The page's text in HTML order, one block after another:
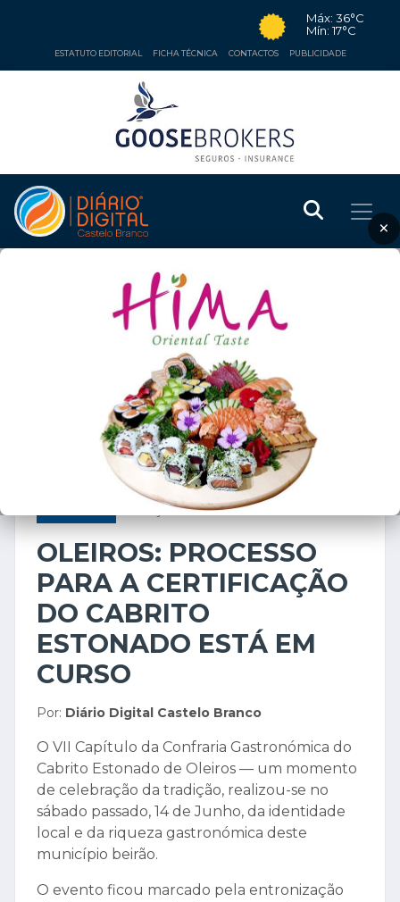
Máx: 36°C
Mín: 17°C
ESTATUTO EDITORIAL FICHA TÉCNICA CONTACTOS PUBLICIDADE
×
17 de junho de 2025
OLEIROS: PROCESSO
PARA A CERTIFICAÇÃO
DO CABRITO
ESTONADO ESTÁ EM
CURSO
Por: Diário Digital Castelo Branco
O VII Capítulo da Confraria Gastronómica do
Cabrito Estonado de Oleiros — um momento
de celebração da tradição, realizou-se no
sábado passado, 14 de Junho, da identidade
local e da riqueza gastronómica deste
município beirão.
O evento ficou marcado pela entronização